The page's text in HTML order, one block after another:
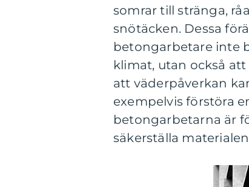
somrar till stränga,
snötäcken. Dessa
betongarbetare inte
klimat, utan också
att väderpåverkan
exempelvis förstöra
betongarbetarna är
säkerställa